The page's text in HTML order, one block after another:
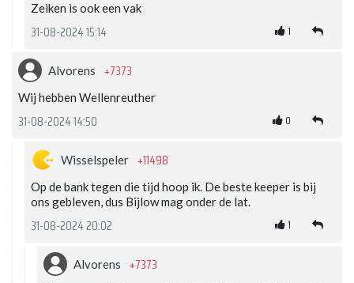
Zeiken is ook een vak
31-08-2024 15:14 1
Alvorens +7373
Wij hebben Wellenreuther
31-08-2024 14:50 0
Wisselspeler +11498
Op de bank tegen die tijd hoop ik. De beste keeper is bij
ons gebleven, dus Bijlow mag onder de lat.
31-08-2024 20:02 1
Alvorens +7373